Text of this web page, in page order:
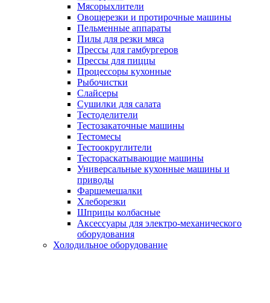
Мясорыхлители
Овощерезки и протирочные машины
Пельменные аппараты
Пилы для резки мяса
Прессы для гамбургеров
Прессы для пиццы
Процессоры кухонные
Рыбочистки
Слайсеры
Сушилки для салата
Тестоделители
Тестозакаточные машины
Тестомесы
Тестоокруглители
Тестораскатывающие машины
Универсальные кухонные машины и
приводы
Фаршемешалки
Хлеборезки
Шприцы колбасные
Аксессуары для электро-механического
оборудования
Холодильное оборудование